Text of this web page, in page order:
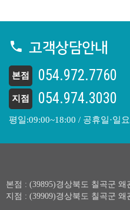
고객상담안내
본점 054.972.7760
지점 054.974.3030
평일:09:00~18:00 / 공휴일·일
본점 : (39895)경상북도 칠곡군 왜
지점 : (39909)경상북도 칠곡군 왜